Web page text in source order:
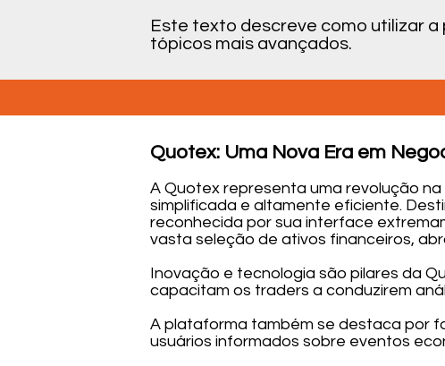
Este texto descreve como utilizar
tópicos mais avançados.
Quotex: Uma Nova Era em
A Quotex representa uma revolução
simplificada e altamente eficiente.
reconhecida por sua interface
vasta seleção de ativos financeiros,
Inovação e tecnologia são pilares da
capacitam os traders a conduzirem
A plataforma também se destaca por
usuários informados sobre eventos